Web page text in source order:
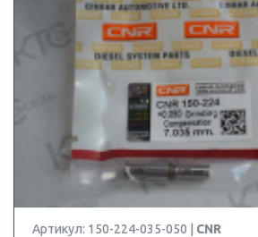
Артикул: 150-224-035-050 | CNR